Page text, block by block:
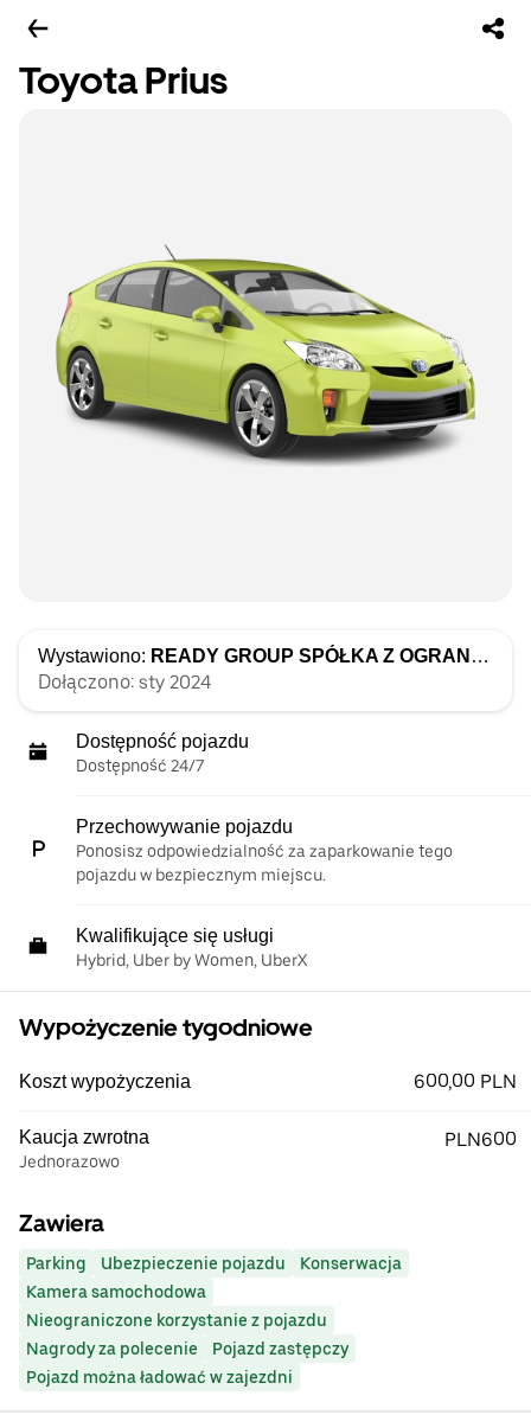
Toyota Prius
Wystawiono: READY GROUP SPÓŁKA Z OGRANICZONĄ ODPOWIEDZIALNOŚCIĄ
Dołączono: sty 2024
Dostępność pojazdu
Dostępność 24/7
Przechowywanie pojazdu
Ponosisz odpowiedzialność za zaparkowanie tego
pojazdu w bezpiecznym miejscu.
Kwalifikujące się usługi
Hybrid, Uber by Women, UberX
Wypożyczenie tygodniowe
Koszt wypożyczenia 600,00 PLN
Kaucja zwrotna
Jednorazowo
PLN600
Zawiera
Parking Ubezpieczenie pojazdu
Konserwacja
Kamera samochodowa
Nieograniczone korzystanie z pojazdu
Nagrody za polecenie
Pojazd zastępczy
Pojazd można ładować w zajezdni